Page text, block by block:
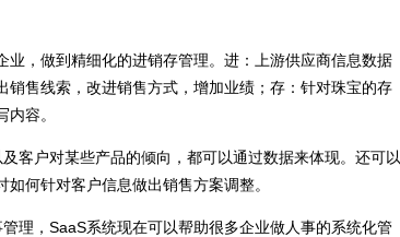
业，做到精细化的进销存管理。进：上游供应商信息数据
销售线索，改进销售方式，增加业绩；存：针对珠宝的存
容。
客户对某些产品的倾向，都可以通过数据来体现。还可以
何针对客户信息做出销售方案调整。
理，SaaS系统现在可以帮助很多企业做人事的系统化管